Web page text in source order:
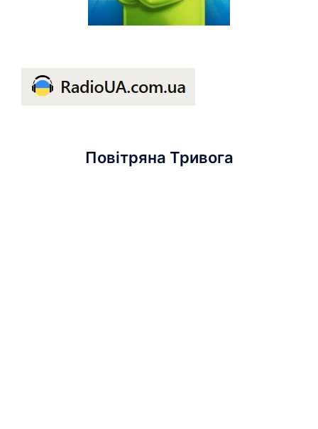
Повітряна Тривога